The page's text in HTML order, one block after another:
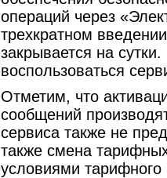
операций через
трехкратном
закрывается на
воспользоваться
Отметим, что
сообщений
сервиса также не
также смена
условиями